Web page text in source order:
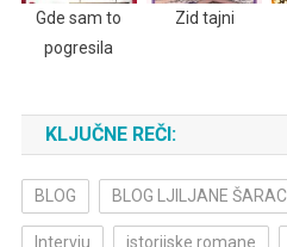
Gde sam to
pogresila
Zid tajni
KLJUČNE REČI:
BLOG BLOG LJILJANE ŠARAC
Intervju istorijske romane